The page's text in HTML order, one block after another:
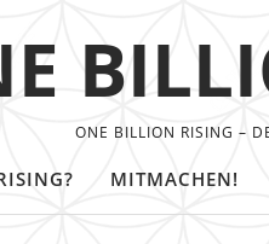
ONE BILLION RISING –
MITMACHEN!